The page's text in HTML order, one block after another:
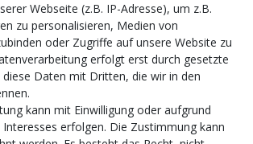
Projekt, welches im Zeitraum vom
29.02.2024 im Rahmen des
Digitalisierung Zuschuss EFRE 2021
wird, möchten wir in die Anschaffung
Systems (CMS-
investieren, um unseren Online-Shop
Webseite (z.B. IP-Adresse), um z.B.
zu personalisieren, Medien von
oder Zugriffe auf unsere Website zu
erfolgt erst durch gesetzte
diese Daten mit Dritten, die wir in den
kann mit Einwilligung oder aufgrund
erfolgen. Die Zustimmung kann